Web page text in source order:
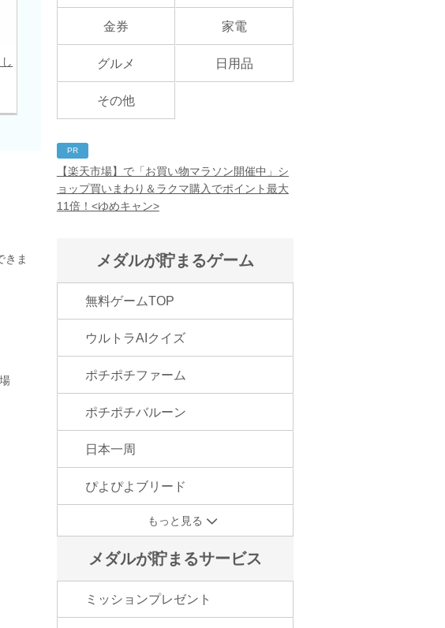
きま
金券 家電
グルメ 日用品
その他
PR
【楽天市場】で「お買い物マラソン開催中」シ
ョップ買いまわり＆ラクマ購入でポイント最大
11倍！<ゆめキャン>
メダルが貯まるゲーム
無料ゲームTOP
ウルトラAIクイズ
ポチポチファーム
ポチポチバルーン
日本一周
ぴよぴよブリード
もっと見る
メダルが貯まるサービス
ミッションプレゼント